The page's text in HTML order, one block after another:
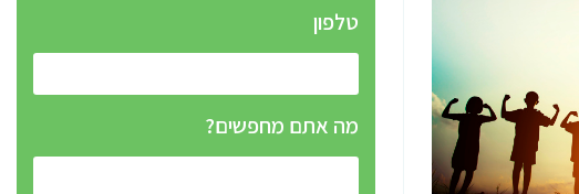
טלפון
מה אתם מחפשים?